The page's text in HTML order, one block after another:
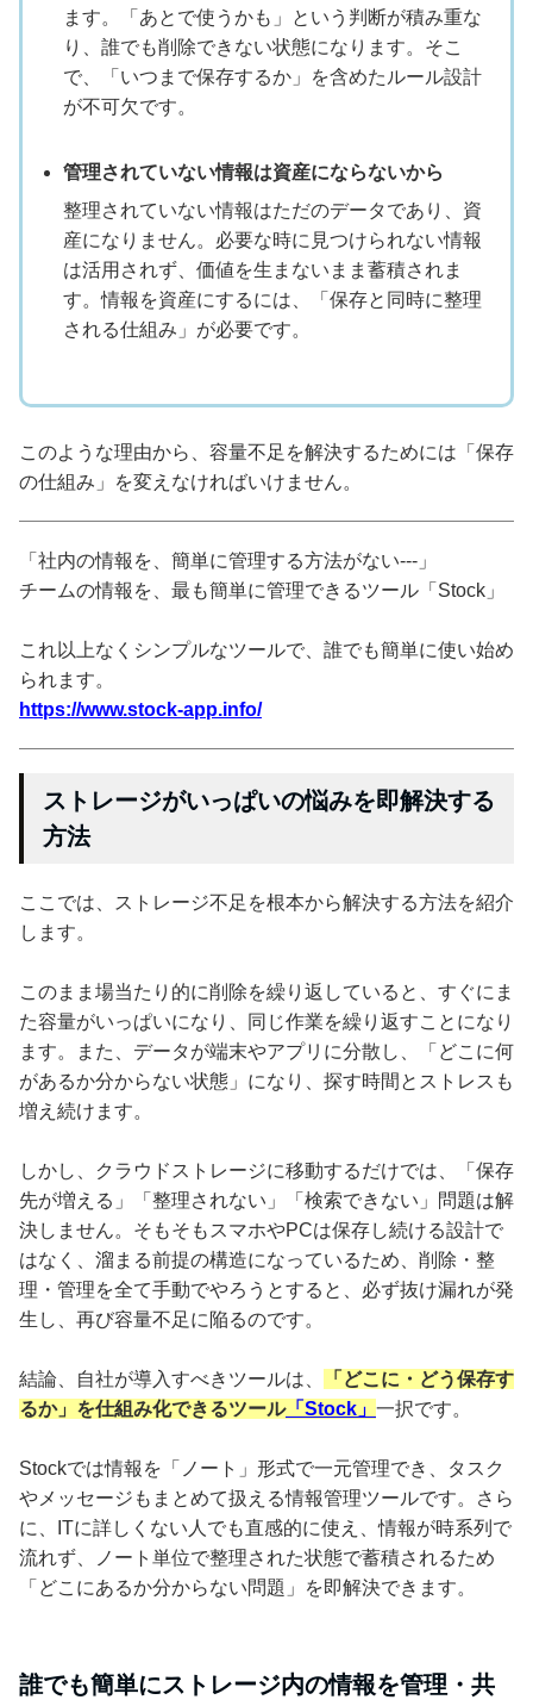
ます。「あとで使うかも」という判断が積み重な
り、誰でも削除できない状態になります。そこ
で、「いつまで保存するか」を含めたルール設計
が不可欠です。
管理されていない情報は資産にならないから
整理されていない情報はただのデータであり、資
産になりません。必要な時に見つけられない情報
は活用されず、価値を生まないまま蓄積されま
す。情報を資産にするには、「保存と同時に整理
される仕組み」が必要です。
このような理由から、容量不足を解決するためには「保存
の仕組み」を変えなければいけません。
「社内の情報を、簡単に管理する方法がない---」
チームの情報を、最も簡単に管理できるツール「Stock」
これ以上なくシンプルなツールで、誰でも簡単に使い始め
られます。
https://www.stock-app.info/
ストレージがいっぱいの悩みを即解決する
方法
ここでは、ストレージ不足を根本から解決する方法を紹介
します。
このまま場当たり的に削除を繰り返していると、すぐにま
た容量がいっぱいになり、同じ作業を繰り返すことになり
ます。また、データが端末やアプリに分散し、「どこに何
があるか分からない状態」になり、探す時間とストレスも
増え続けます。
しかし、クラウドストレージに移動するだけでは、「保存
先が増える」「整理されない」「検索できない」問題は解
決しません。そもそもスマホやPCは保存し続ける設計で
はなく、溜まる前提の構造になっているため、削除・整
理・管理を全て手動でやろうとすると、必ず抜け漏れが発
生し、再び容量不足に陥るのです。
結論、自社が導入すべきツールは、
「どこに・どう保存す
るか」を仕組み化できるツール「Stock」 一択です。
Stockでは情報を「ノート」形式で一元管理でき、タスク
やメッセージもまとめて扱える情報管理ツールです。さら
に、ITに詳しくない人でも直感的に使え、情報が時系列で
流れず、ノート単位で整理された状態で蓄積されるため
「どこにあるか分からない問題」を即解決できます。
誰でも簡単にストレージ内の情報を管理・共